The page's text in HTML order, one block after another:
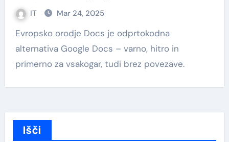
IT Mar 24, 2025
Evropsko orodje Docs je odprtokodna
alternativa Google Docs – varno, hitro in
primerno za vsakogar, tudi brez povezave.
Išči